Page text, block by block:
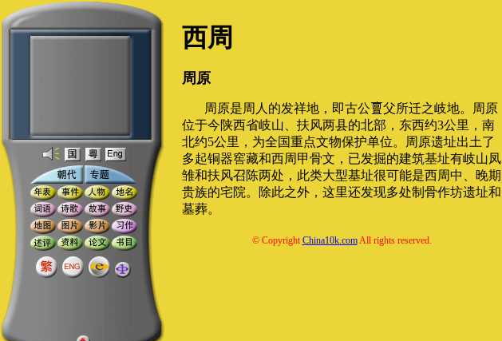
西周
周原
周原是周人的发祥地，即古公
父所迁之岐地。周原
位于今陕西省岐山、扶风两县的北部，东西约3公里，南
北约5公里，为全国重点文物保护单位。周原遗址出土了
多起铜器窖藏和西周甲骨文，已发掘的建筑基址有岐山凤
雏和扶风召陈两处，此类大型基址很可能是西周中、晚期
贵族的宅院。除此之外，这里还发现多处制骨作坊遗址和
墓葬。
© CopyrightChina10k.comAll rights reserved.